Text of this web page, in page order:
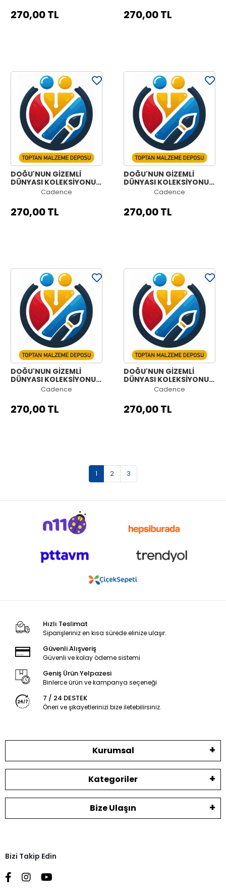
270,00 TL 270,00 TL
DOĞU'NUN GİZEMLİ
DÜNYASI KOLEKSİYONU
OW-46 90X125CM
Cadence
270,00 TL
DOĞU'NUN GİZEMLİ
DÜNYASI KOLEKSİYONU
OW-45 90X125CM
Cadence
270,00 TL
DOĞU'NUN GİZEMLİ
DÜNYASI KOLEKSİYONU
OW-44 90X125CM
Cadence
270,00 TL
DOĞU'NUN GİZEMLİ
DÜNYASI KOLEKSİYONU
OW-43 90X125CM
Cadence
270,00 TL
1 2 3
Hızlı Teslimat
Siparişleriniz en kısa sürede elinize ulaşır.
Güvenli Alışveriş
Güvenli ve kolay ödeme sistemi
Geniş Ürün Yelpazesi
Binlerce ürün ve kampanya seçeneği
7 / 24 DESTEK
Öneri ve şikayetlerinizi bize iletebilirsiniz.
Kurumsal
Kategoriler
Bize Ulaşın
Bizi Takip Edin